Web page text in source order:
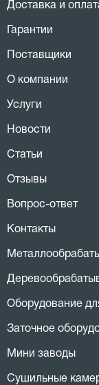
Доставка и
Гарантии
Поставщики
О компании
Услуги
Новости
Статьи
Отзывы
Вопрос-ответ
Контакты
Оборудование
Заточное
Мини заводы
Сушильные